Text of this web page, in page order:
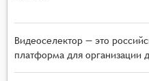
Видеоселектор — это
платформа для организации